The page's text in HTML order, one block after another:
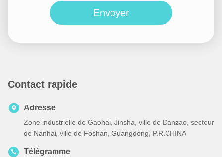
Envoyer
Contact rapide
Adresse
Zone industrielle de Gaohai, Jinsha, ville de Danzao, secteur
de Nanhai, ville de Foshan, Guangdong, P.R.CHINA
Télégramme